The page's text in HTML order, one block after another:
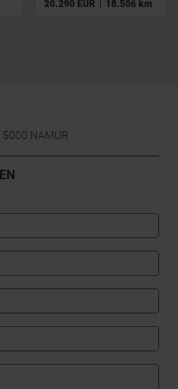
20.290 EUR | 18.506 km
NAMUR